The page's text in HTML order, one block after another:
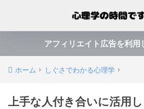
アフィリエイト広告を利用
ホーム しぐさでわかる心理学
上手な人付き合いに活用